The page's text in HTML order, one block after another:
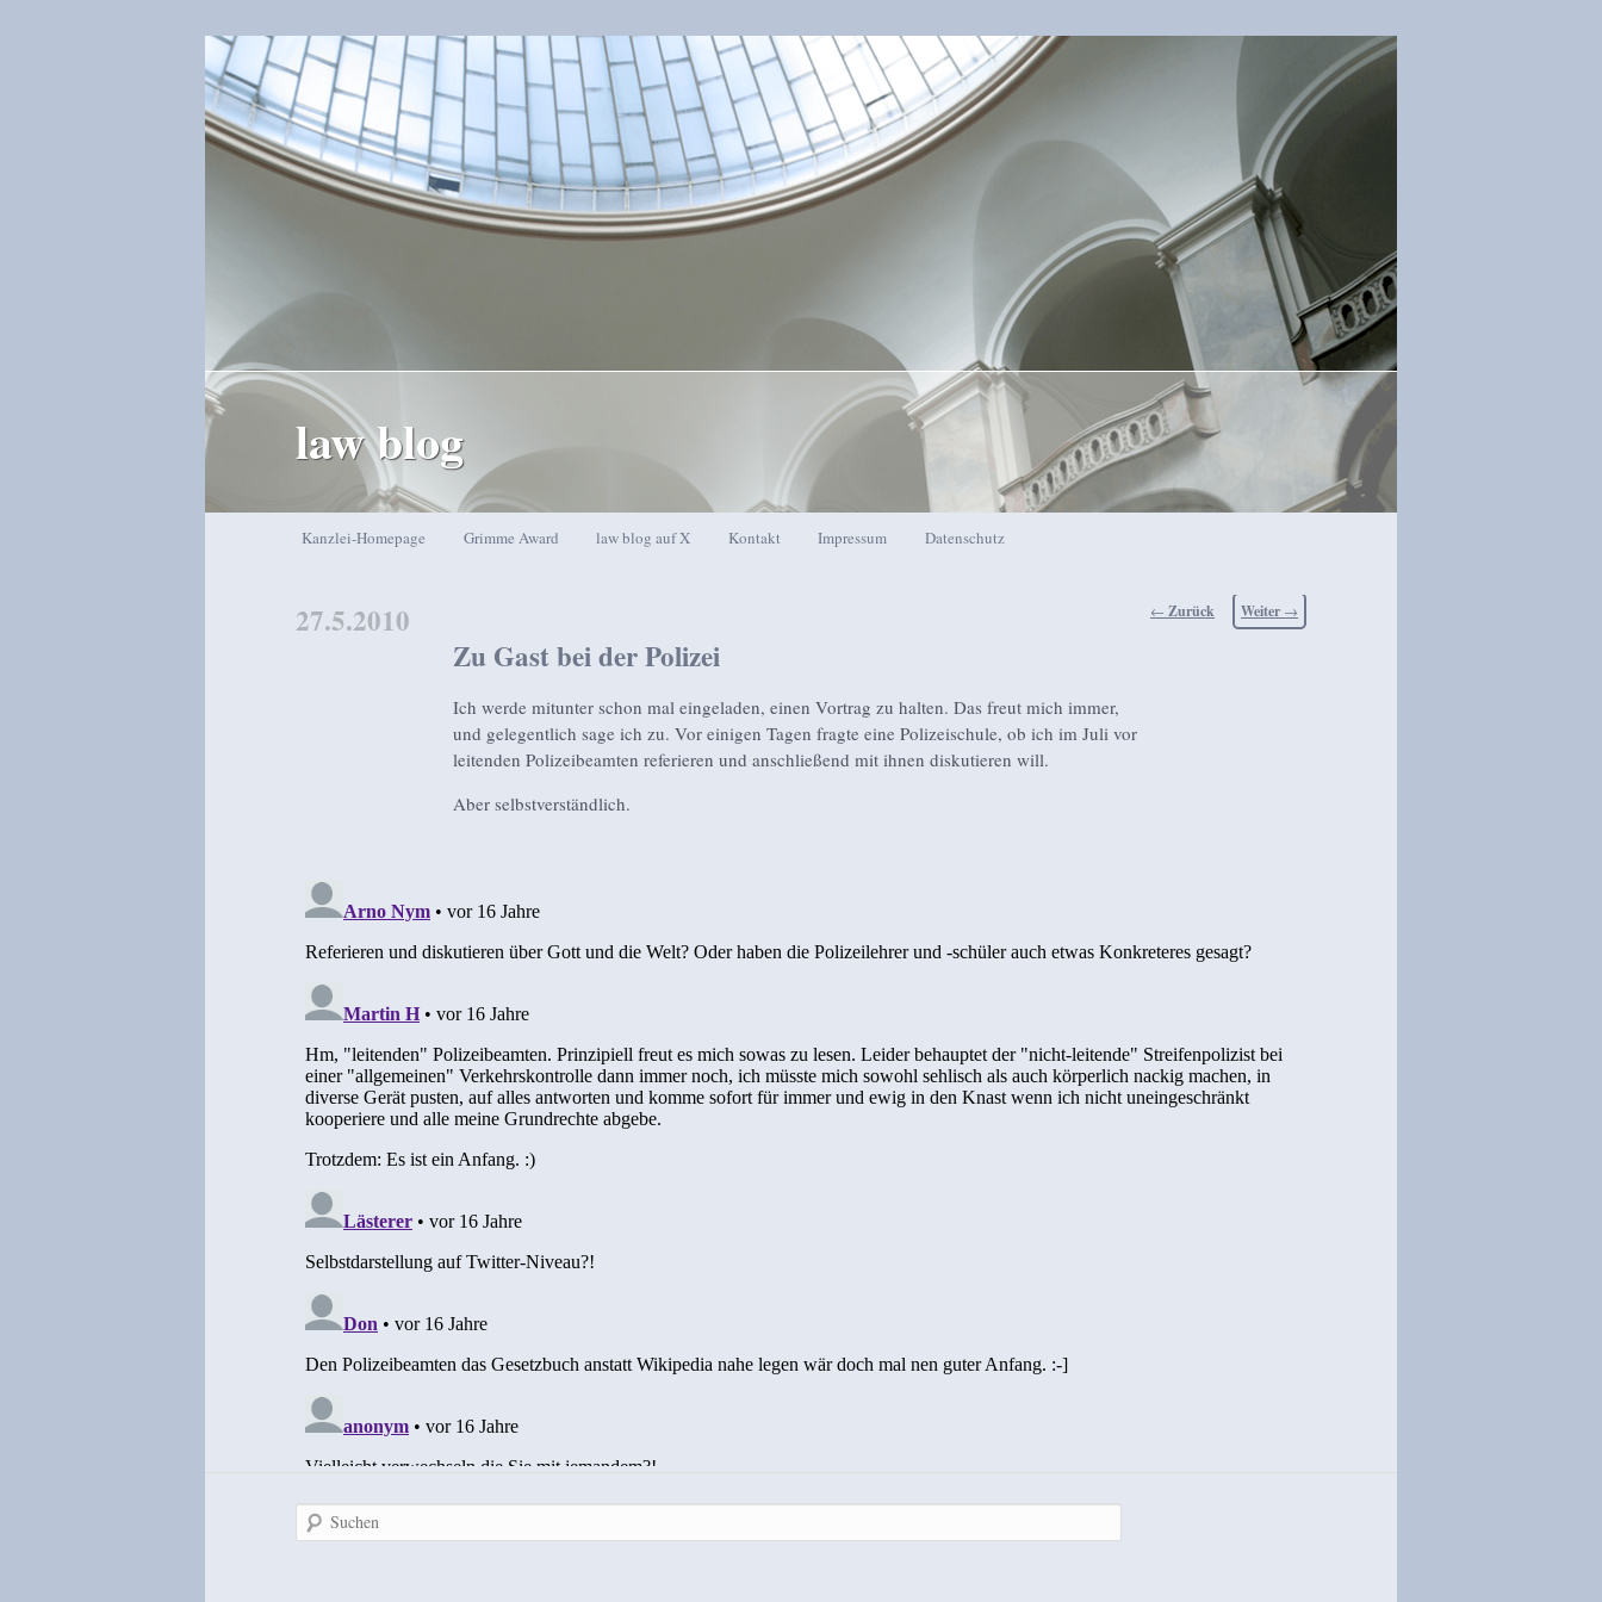
law blog
Zum Inhalt wechseln
Zum sekundären Inhalt wechseln
Kanzlei-Homepage Grimme Award law blog auf X Kontakt Impressum Datenschutz
Beitragsnavigation
← Zurück Weiter →
Zu Gast bei der Polizei
27.5.2010
Ich werde mitunter schon mal eingeladen, einen Vortrag zu halten. Das freut mich immer,
und gelegentlich sage ich zu. Vor einigen Tagen fragte eine Polizeischule, ob ich im Juli vor
leitenden Polizeibeamten referieren und anschließend mit ihnen diskutieren will.
Aber selbstverständlich.
Suchen